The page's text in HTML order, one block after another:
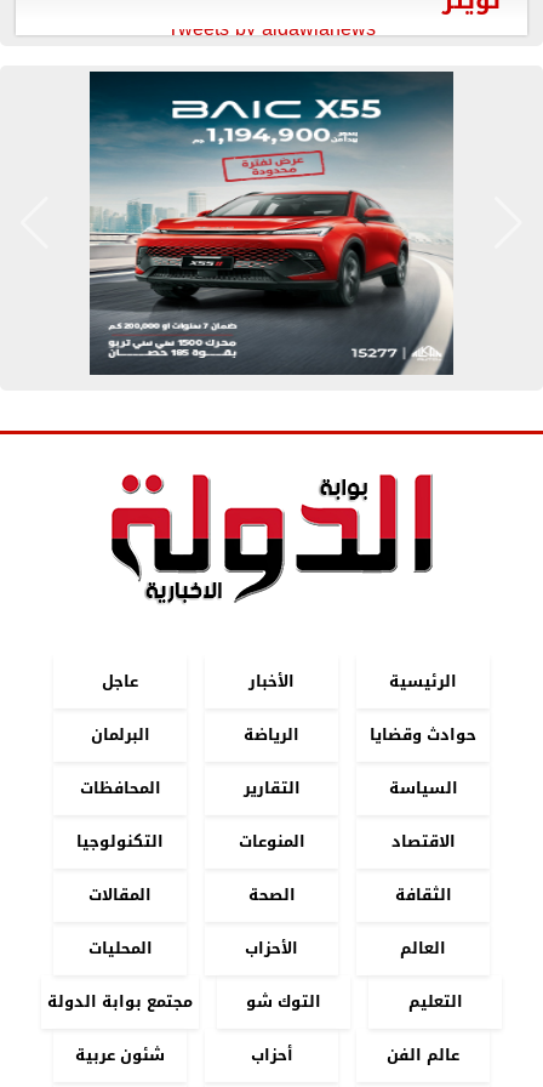
Tweets by aldawlanews
الرئيسية الأخبار
عاجل
حوادث وقضايا
الرياضة
البرلمان
السياسة
التقارير
المحافظات
الاقتصاد
المنوعات
التكنولوجيا
الثقافة
الصحة
المقالات
العالم
الأحزاب
المحليات
التعليم
التوك شو
مجتمع بوابة الدولة
عالم الفن
أحزاب شئون عربية